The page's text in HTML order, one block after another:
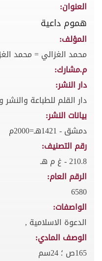
العنوان:
هموم داعية
المؤلف:
محمد الغزالي = محمد
م.مشارك:
دار النشر:
دار القلم للطباعة والنشر
بيانات النشر:
دمشق - 1421هـ=2000م
رقم التصنيف:
210.8 - غ م هـ
الرقم العام:
6580
الواصفات:
الدعوة الاسلامية ,
الوصف المادي:
165ص ؛ 24سم